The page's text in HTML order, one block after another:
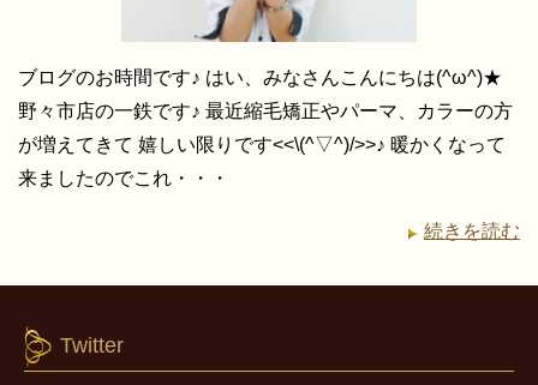
ブログのお時間です♪ はい、みなさんこんにちは(^ω^)★
野々市店の一鉄です♪ 最近縮毛矯正やパーマ、カラーの方
が増えてきて 嬉しい限りです<<\(^▽^)/>>♪ 暖かくなって
来ましたのでこれ・・・
続きを読む
Twitter